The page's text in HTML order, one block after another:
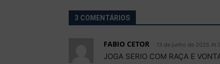
3 COMENTÁRIOS
FABIO CETOR 13 de junho de 2025 At
JOGA SERIO COM RAÇA E